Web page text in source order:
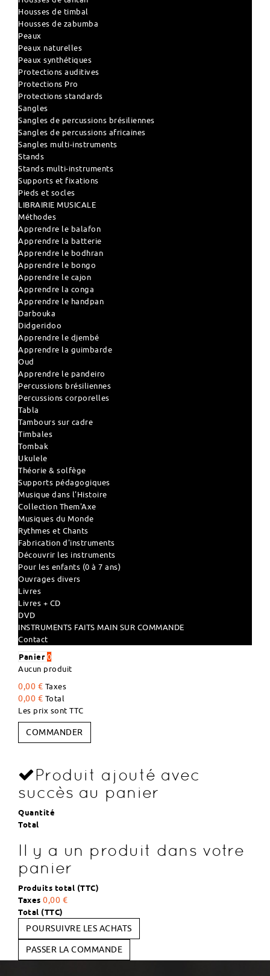
Housses de timbal
Housses de zabumba
Peaux
Peaux naturelles
Peaux synthétiques
Protections auditives
Protections Pro
Protections standards
Sangles
Sangles de percussions brésiliennes
Sangles de percussions africaines
Sangles multi-instruments
Stands
Stands multi-instruments
Supports et fixations
Pieds et socles
LIBRAIRIE MUSICALE
Méthodes
Apprendre le balafon
Apprendre la batterie
Apprendre le bodhran
Apprendre le bongo
Apprendre le cajon
Apprendre la conga
Apprendre le handpan
Darbouka
Didgeridoo
Apprendre le djembé
Apprendre la guimbarde
Oud
Apprendre le pandeiro
Percussions brésiliennes
Percussions corporelles
Tabla
Tambours sur cadre
Timbales
Tombak
Ukulele
Théorie & solfège
Supports pédagogiques
Musique dans l'Histoire
Collection Them'Axe
Musiques du Monde
Rythmes et Chants
Fabrication d'instruments
Découvrir les instruments
Pour les enfants (0 à 7 ans)
Ouvrages divers
Livres
Livres + CD
DVD
INSTRUMENTS FAITS MAIN SUR COMMANDE
Contact
Panier 0
Aucun produit
0,00 € Taxes
0,00 € Total
Les prix sont TTC
COMMANDER
Produit ajouté avec
succès au panier
Quantité
Total
Il y a un produit dans votre
panier
Produits total (TTC)
Taxes 0,00 €
Total (TTC)
POURSUIVRE LES ACHATS
PASSER LA COMMANDE